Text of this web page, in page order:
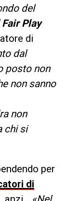
del
Fair Play
di
dal
posto non
non sanno
non
chi si
per
di